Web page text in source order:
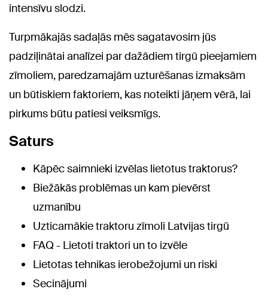
intensīvu slodzi.
Turpmākajās sadaļās mēs sagatavosim jūs
padziļinātai analīzei par dažādiem tirgū pieejamiem
zīmoliem, paredzamajām uzturēšanas izmaksām
un būtiskiem faktoriem, kas noteikti jāņem vērā, lai
pirkums būtu patiesi veiksmīgs.
Saturs
Kāpēc saimnieki izvēlas lietotus traktorus?
Biežākās problēmas un kam pievērst
uzmanību
Uzticamākie traktoru zīmoli Latvijas tirgū
FAQ - Lietoti traktori un to izvēle
Lietotas tehnikas ierobežojumi un riski
Secinājumi